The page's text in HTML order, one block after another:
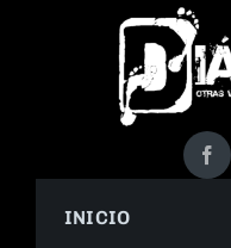
INICIO